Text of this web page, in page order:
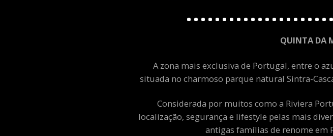
QUINTA DA
A zona mais exclusiva de Portugal, entre o
situada no charmoso parque natural Sintra-
Considerada por muitos como a Riviera
localização, segurança e lifestyle pelas mais
antigas famílias de renome em